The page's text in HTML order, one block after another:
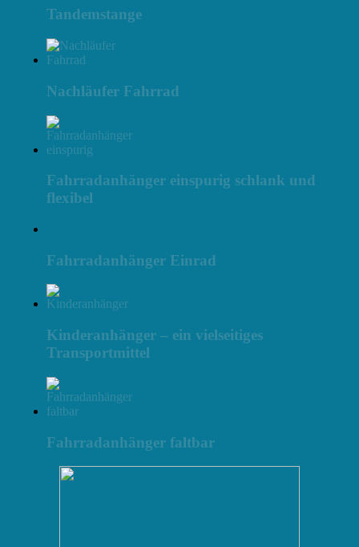
Tandemstange
Nachläufer Fahrrad
Fahrradanhänger einspurig schlank und
flexibel
Fahrradanhänger Einrad
Kinderanhänger – ein vielseitiges
Transportmittel
Fahrradanhänger faltbar